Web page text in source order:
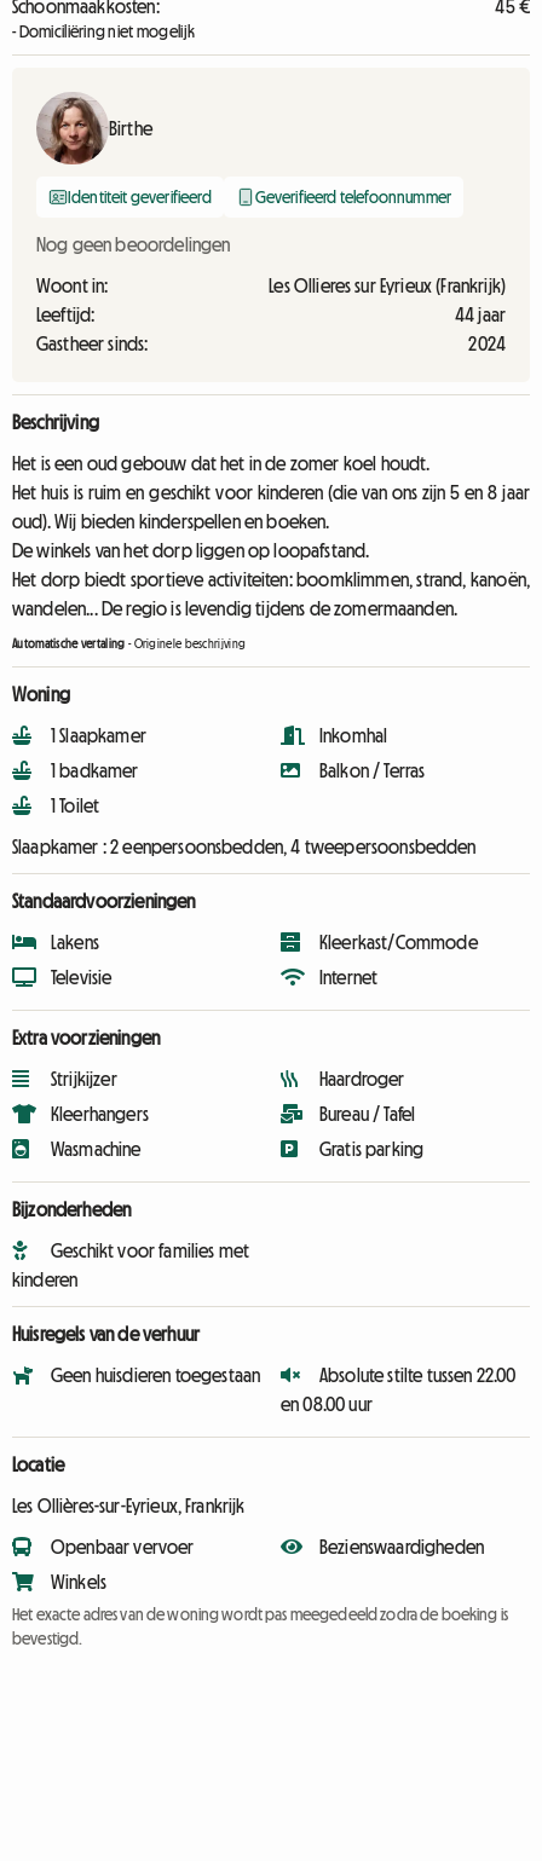
Schoonmaakkosten:
45 €
- Domiciliëring niet mogelijk
Birthe
Identiteit geverifieerd Geverifieerd telefoonnummer
Nog geen beoordelingen
Woont in:
Les Ollieres sur Eyrieux (Frankrijk)
Leeftijd:
44 jaar
Gastheer sinds:
2024
Beschrijving
Het is een oud gebouw dat het in de zomer koel houdt.
Het huis is ruim en geschikt voor kinderen (die van ons zijn 5 en 8 jaar
oud). Wij bieden kinderspellen en boeken.
De winkels van het dorp liggen op loopafstand.
Het dorp biedt sportieve activiteiten: boomklimmen, strand, kanoën,
wandelen... De regio is levendig tijdens de zomermaanden.
Automatische vertaling -Originele beschrijving
Woning
1 Slaapkamer
1 badkamer
1 Toilet
Inkomhal
Balkon / Terras
Slaapkamer :2 eenpersoonsbedden, 4 tweepersoonsbedden
Standaardvoorzieningen
Lakens
Televisie
Kleerkast/Commode
Internet
Extra voorzieningen
Strijkijzer
Kleerhangers
Wasmachine
Haardroger
Bureau / Tafel
Gratis parking
Bijzonderheden
Geschikt voor families met
kinderen
Huisregels van de verhuur
Geen huisdieren toegestaan
Absolute stilte tussen 22.00
en 08.00 uur
Locatie
Les Ollières-sur-Eyrieux, Frankrijk
Openbaar vervoer
Winkels
Bezienswaardigheden
Het exacte adres van de woning wordt pas meegedeeld zodra de boeking is
bevestigd.